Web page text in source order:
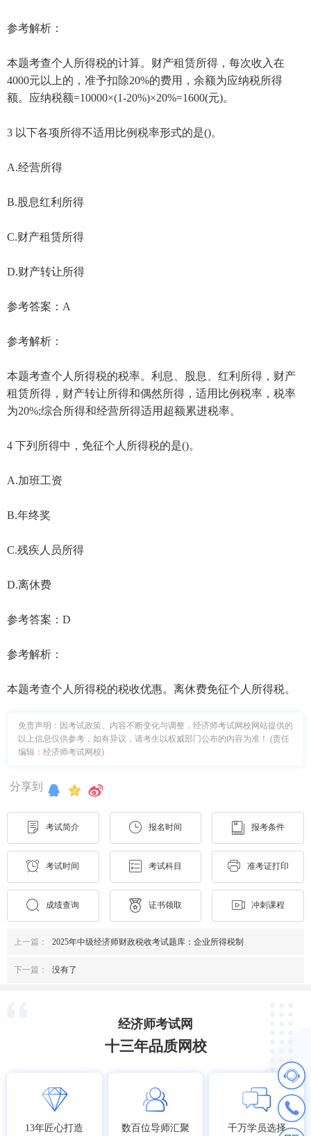
参考解析：
本题考查个人所得税的计算。财产租赁所得，每次收入在
4000元以上的，准予扣除20%的费用，余额为应纳税所得
额。应纳税额=10000×(1-20%)×20%=1600(元)。
3 以下各项所得不适用比例税率形式的是()。
A.经营所得
B.股息红利所得
C.财产租赁所得
D.财产转让所得
参考答案：A
参考解析：
本题考查个人所得税的税率。利息、股息、红利所得，财产
租赁所得，财产转让所得和偶然所得，适用比例税率，税率
为20%;综合所得和经营所得适用超额累进税率。
4 下列所得中，免征个人所得税的是()。
A.加班工资
B.年终奖
C.残疾人员所得
D.离休费
参考答案：D
参考解析：
本题考查个人所得税的税收优惠。离休费免征个人所得税。
免责声明：因考试政策、内容不断变化与调整，经济师考试网校网站提供的
以上信息仅供参考，如有异议，请考生以权威部门公布的内容为准！ (责任
编辑：经济师考试网校)
分享到
考试简介 报名时间 报考条件
考试时间 考试科目 准考证打印
成绩查询 证书领取 冲刺课程
上一篇： 2025年中级经济师财政税收考试题库：企业所得税制
下一篇： 没有了
经济师考试网
十三年品质网校
13年匠心打造 数百位导师汇聚 千万学员选择